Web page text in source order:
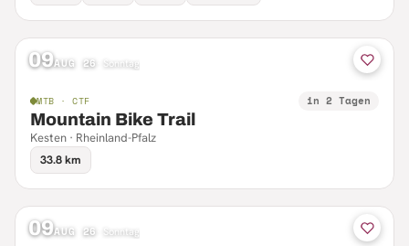
09AUG 26 Sonntag
MTB · CTF in 2 Tagen
Mountain Bike Trail
Kesten · Rheinland-Pfalz
33.8 km
09AUG 26 Sonntag